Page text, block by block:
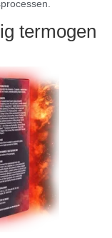
termogen